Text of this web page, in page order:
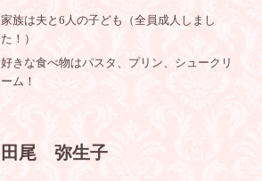
家族は夫と6人の子ども（全員成人しまし
た！）
好きな食べ物はパスタ、プリン、シュークリ
ーム！
田尾 弥生子